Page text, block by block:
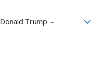
Donald Trump